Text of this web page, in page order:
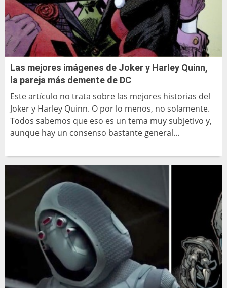
Las mejores imágenes de Joker y Harley Quinn,
la pareja más demente de DC
Este artículo no trata sobre las mejores historias del
Joker y Harley Quinn. O por lo menos, no solamente.
Todos sabemos que eso es un tema muy subjetivo y,
aunque hay un consenso bastante general...